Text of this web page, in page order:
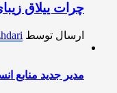
چرات ییلاق
ارسال توسط
مدیر جدید منابع